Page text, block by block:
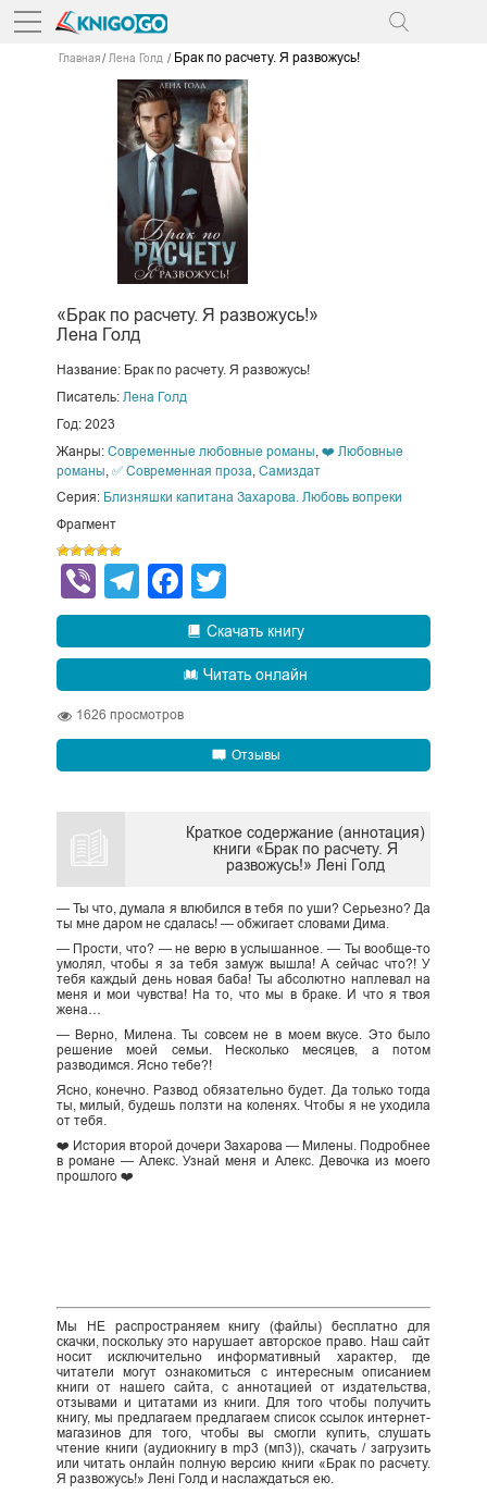
Главная Лена Голд Брак по расчету. Я развожусь!
«Брак по расчету. Я развожусь!»
Лена Голд
Название: Брак по расчету. Я развожусь!
Писатель: Лена Голд
Год: 2023
Жанры: Современные любовные романы ❤️ Любовные
романы ✅ Современная проза Самиздат
Серия: Близняшки капитана Захарова. Любовь вопреки
Фрагмент
ViberTelegram
Facebook
Скачать книгу
Читать онлайн
1626 просмотров
Отзывы
Краткое содержание (аннотация)
книги «Брак по расчету. Я
развожусь!» Лені Голд
— Ты что, думала я влюбился в тебя по уши? Серьезно? Да
ты мне даром не сдалась! — обжигает словами Дима.
— Прости, что? — не верю в услышанное. — Ты вообще-то
умолял, чтобы я за тебя замуж вышла! А сейчас что?! У
тебя каждый день новая баба! Ты абсолютно наплевал на
меня и мои чувства! На то, что мы в браке. И что я твоя
жена…
— Верно, Милена. Ты совсем не в моем вкусе. Это было
решение моей семьи. Несколько месяцев, а потом
разводимся. Ясно тебе?!
Ясно, конечно. Развод обязательно будет. Да только тогда
ты, милый, будешь ползти на коленях. Чтобы я не уходила
от тебя.
❤️ История второй дочери Захарова — Милены. Подробнее
в романе — Алекс. Узнай меня и Алекс. Девочка из моего
прошлого ❤️
Мы НЕ распространяем книгу (файлы) бесплатно для
скачки, поскольку это нарушает авторское право. Наш сайт
носит исключительно информативный характер, где
читатели могут ознакомиться с интересным описанием
книги от нашего сайта, с аннотацией от издательства,
отзывами и цитатами из книги. Для того чтобы получить
книгу, мы предлагаем предлагаем список ссылок интернет-
магазинов для того, чтобы вы смогли купить, слушать
чтение книги (аудиокнигу в mp3 (мп3)), скачать / загрузить
или читать онлайн полную версию книги «Брак по расчету.
Я развожусь!» Лені Голд и наслаждаться ею.